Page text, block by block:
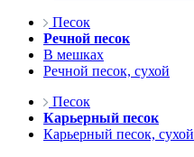
Песок
Речной песок
В мешках
Речной песок, сухой
Песок
Карьерный песок
Карьерный песок, сухой